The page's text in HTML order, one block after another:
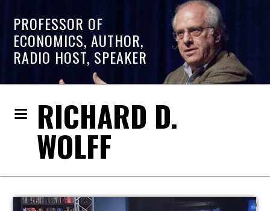
PROFESSOR OF
ECONOMICS, AUTHOR,
RADIO HOST, SPEAKER
RICHARD D.
WOLFF